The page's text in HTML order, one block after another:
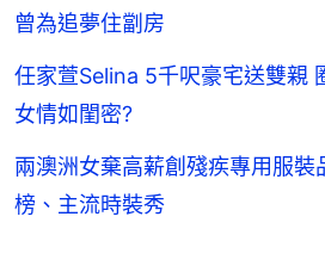
曾為追夢住劏房
任家萱Selina 5千呎豪宅送雙親
女情如閨密?
兩澳洲女棄高薪創殘疾專用服裝
榜、主流時裝秀